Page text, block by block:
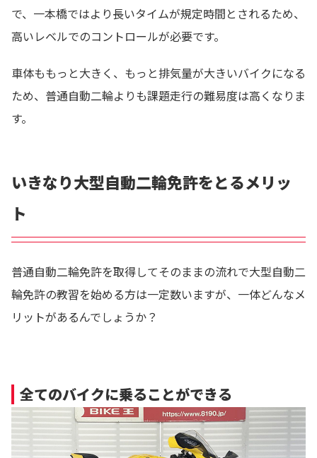
で、一本橋ではより長いタイムが規定時間とされるため、
高いレベルでのコントロールが必要です。
車体ももっと大きく、もっと排気量が大きいバイクになる
ため、普通自動二輪よりも課題走行の難易度は高くなりま
す。
いきなり大型自動二輪免許をとるメリッ
ト
普通自動二輪免許を取得してそのままの流れで大型自動二
輪免許の教習を始める方は一定数いますが、一体どんなメ
リットがあるんでしょうか？
全てのバイクに乗ることができる